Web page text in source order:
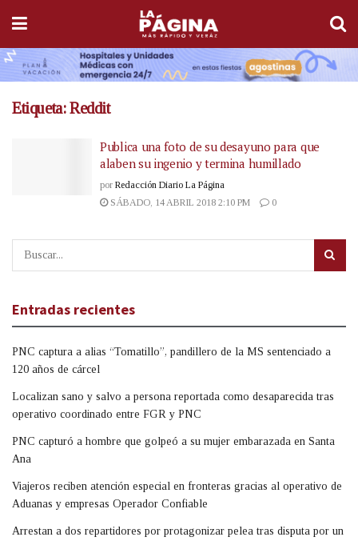
Etiqueta:Reddit
Publica una foto de su desayuno para que
alaben su ingenio y termina humillado
por Redacción Diario La Página
SÁBADO, 14 ABRIL 2018 2:10 PM
0
Entradas recientes
PNC captura a alias “Tomatillo”, pandillero de la MS sentenciado a
120 años de cárcel
Localizan sano y salvo a persona reportada como desaparecida tras
operativo coordinado entre FGR y PNC
PNC capturó a hombre que golpeó a su mujer embarazada en Santa
Ana
Viajeros reciben atención especial en fronteras gracias al operativo de
Aduanas y empresas Operador Confiable
Arrestan a dos repartidores por protagonizar pelea tras disputa por un